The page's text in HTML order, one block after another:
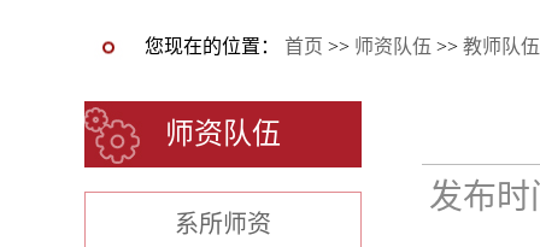
您现在的位置： 首页 >> 师资队伍 >> 教师队伍
师资队伍
系所师资
发布